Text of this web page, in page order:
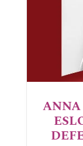
ANNA